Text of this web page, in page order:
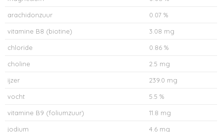
arachidonzuur 0.07 %
vitamine B8 (biotine) 3.08 mg
chloride 0.86 %
choline 2.5 mg
ijzer 239.0 mg
vocht 5.5 %
vitamine B9 (foliumzuur) 11.8 mg
jodium 4.6 mg